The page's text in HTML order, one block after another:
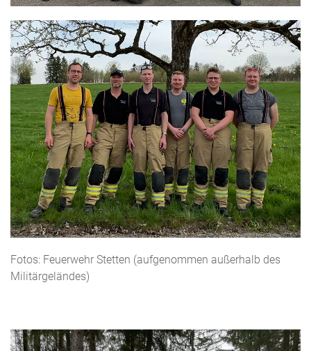
Fotos: Feuerwehr Stetten (aufgenommen außerhalb des
Militärgeländes)